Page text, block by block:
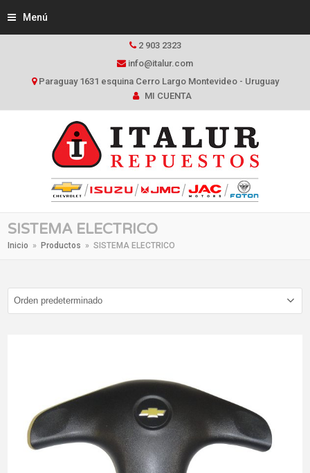
Menú
2 903 2323
info@italur.com
Paraguay 1631 esquina Cerro Largo Montevideo - Uruguay
MI CUENTA
SISTEMA ELECTRICO
Inicio » Productos » SISTEMA ELECTRICO